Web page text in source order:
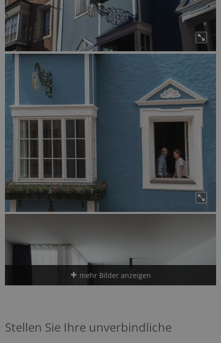
mehr Bilder anzeigen
Stellen Sie Ihre unverbindliche